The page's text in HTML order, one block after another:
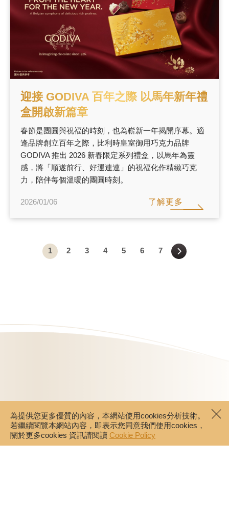
迎接 GODIVA 百年之際 以馬年新年禮
盒開啟新篇章
春節是團圓與祝福的時刻，也為嶄新一年揭開序幕。適
逢品牌創立百年之際，比利時皇室御用巧克力品牌
GODIVA 推出 2026 新春限定系列禮盒，以馬年為靈
感，將「順遂前行、好運連連」的祝福化作精緻巧克
力，陪伴每個溫暖的團圓時刻。
2026/01/06 了解更多
1 2 3 4 5 6 7
為提供您更多優質的內容，本網站使用cookies分析技術。
若繼續閱覽本網站內容，即表示您同意我們使用cookies，
關於更多cookies 資訊請閱讀 Cookie Policy